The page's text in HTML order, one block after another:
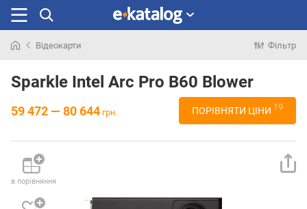
раніше
Відеокарти Фільтр
Sparkle Intel Arc Pro B60 Blower
59 472 — 80 644 грн. ПОРІВНЯТИ ЦІНИ 19
в порівняння